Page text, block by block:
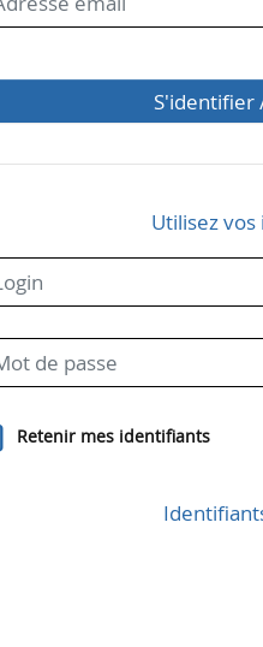
S'identifier
Utilisez
Retenir mes identifiants